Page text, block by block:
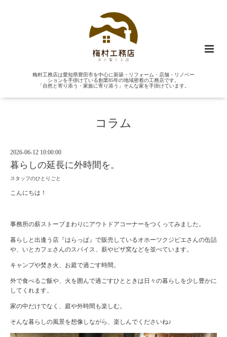
梅村工務店は愛知県豊田市を中心に新築・リフォーム・店舗・リノベー
ションを手掛けている創業85年の地域密着の工務店です。
「自然と寄り添う・家族に寄り添う」そんな家を手掛けています。
コラム
2026-06-12 10:00:00
暮らしの延長に外時間を。
スタッフのひとりごと
こんにちは！
事務所の薪ストーブまわりにアウトドアコーナーをつくってみました。
暮らしと出逢う店『はらっぱ』で販売しているオホーツクジビエさんの缶詰
や、いとカフェさんのスパイス、薪やピザ窯などを並べています。
キャンプや焚き火、お庭で過ごす時間。
外で食べるご飯や、火を囲んで過ごすひとときは日々の暮らしを少し豊かに
してくれます。
家の中だけでなく、庭や外時間も楽しむ。
そんな暮らしの風景を想像しながら、楽しんでくださいね♪